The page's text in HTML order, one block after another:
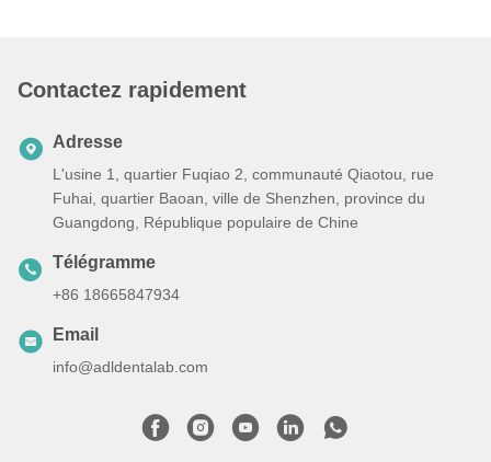
Contactez rapidement
Adresse
L'usine 1, quartier Fuqiao 2, communauté Qiaotou, rue
Fuhai, quartier Baoan, ville de Shenzhen, province du
Guangdong, République populaire de Chine
Télégramme
+86 18665847934
Email
info@adldentalab.com